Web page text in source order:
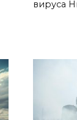
вируса